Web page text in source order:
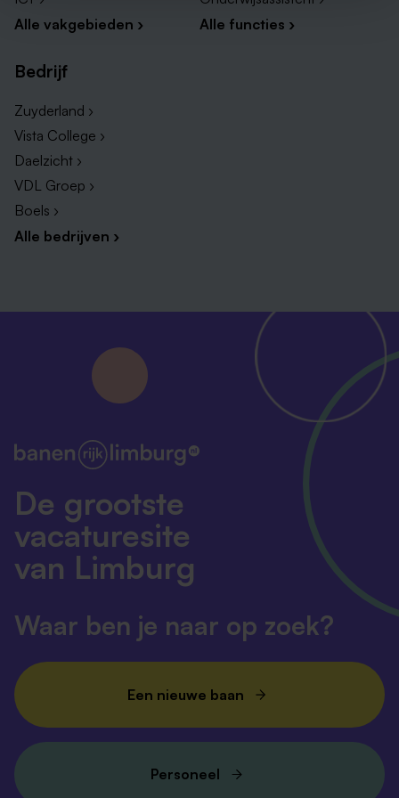
Alle vakgebieden ›
Alle functies ›
Bedrijf
Zuyderland ›
Vista College ›
Daelzicht ›
VDL Groep ›
Boels ›
Alle bedrijven ›
De grootste
vacaturesite
van Limburg
Waar ben je naar op zoek?
Een nieuwe baan
Personeel